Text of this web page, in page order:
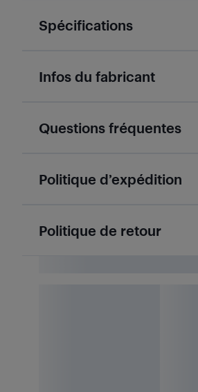
Spécifications
Infos du fabricant
Questions fréquentes
Politique d’expédition
Politique de retour